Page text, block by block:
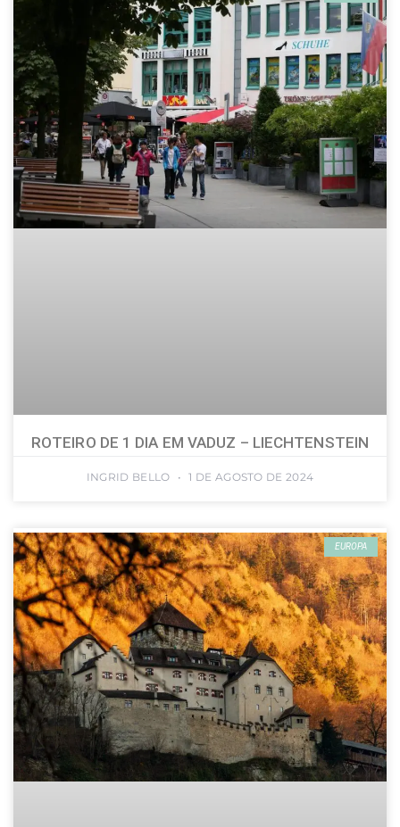
ROTEIRO DE 1 DIA EM VADUZ – LIECHTENSTEIN
INGRID BELLO 1 DE AGOSTO DE 2024
EUROPA